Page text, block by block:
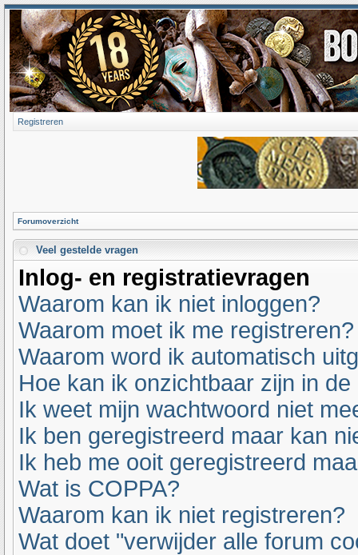
Registreren
Forumoverzicht
Veel gestelde vragen
Inlog- en registratievragen
Waarom kan ik niet inloggen?
Waarom moet ik me registreren?
Waarom word ik automatisch
Hoe kan ik onzichtbaar zijn in
Ik weet mijn wachtwoord niet
Ik ben geregistreerd maar kan
Ik heb me ooit geregistreerd
Wat is COPPA?
Waarom kan ik niet registreren?
Wat doet "verwijder alle forum